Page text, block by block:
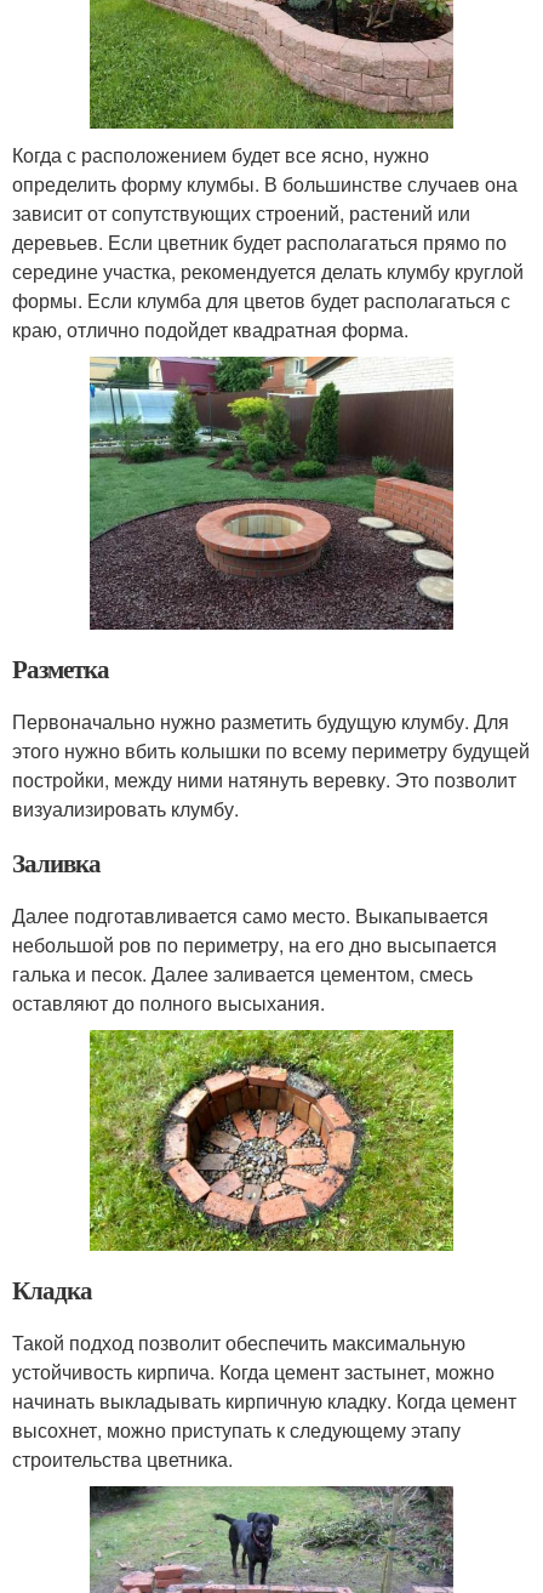
Когда с расположением будет все ясно, нужно
определить форму клумбы. В большинстве случаев она
зависит от сопутствующих строений, растений или
деревьев. Если цветник будет располагаться прямо по
середине участка, рекомендуется делать клумбу круглой
формы. Если клумба для цветов будет располагаться с
краю, отлично подойдет квадратная форма.
Разметка
Первоначально нужно разметить будущую клумбу. Для
этого нужно вбить колышки по всему периметру будущей
постройки, между ними натянуть веревку. Это позволит
визуализировать клумбу.
Заливка
Далее подготавливается само место. Выкапывается
небольшой ров по периметру, на его дно высыпается
галька и песок. Далее заливается цементом, смесь
оставляют до полного высыхания.
Кладка
Такой подход позволит обеспечить максимальную
устойчивость кирпича. Когда цемент застынет, можно
начинать выкладывать кирпичную кладку. Когда цемент
высохнет, можно приступать к следующему этапу
строительства цветника.